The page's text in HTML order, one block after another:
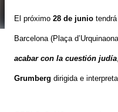
El próximo 28 de junio
Barcelona (Plaça
acabar con la cuestión judía
Grumberg dirigida e